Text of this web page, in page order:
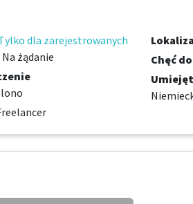
dla zarejestrowanych
Na żądanie
Chęć